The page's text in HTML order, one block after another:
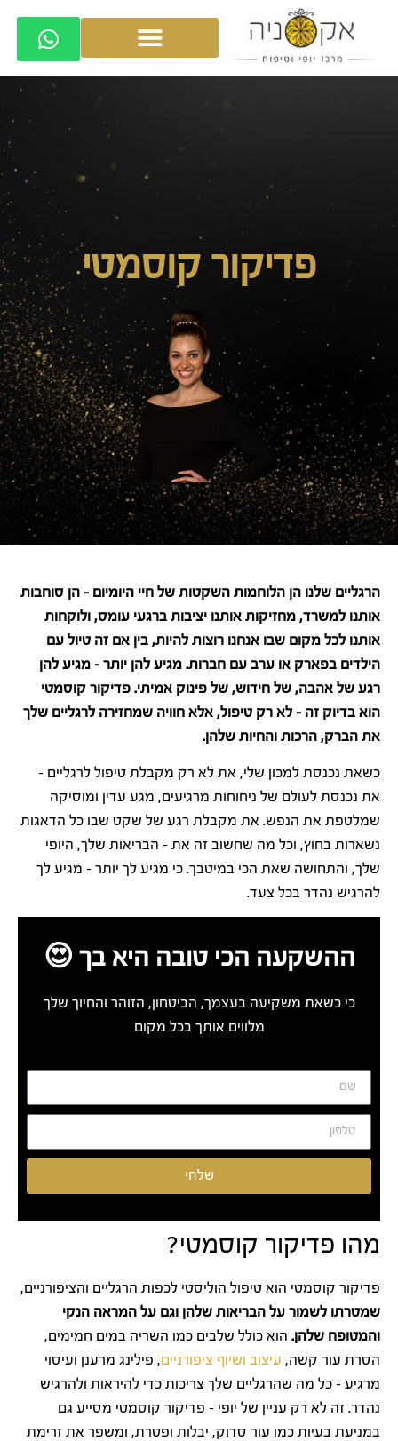
פדיקור קוסמטי
הרגליים שלנו הן הלוחמות השקטות של חיי היומיום – הן סוחבות
אותנו למשרד, מחזיקות אותנו יציבות ברגעי עומס, ולוקחות
אותנו לכל מקום שבו אנחנו רוצות להיות, בין אם זה טיול עם
הילדים בפארק או ערב עם חברות. מגיע להן יותר – מגיע להן
רגע של אהבה, של חידוש, של פינוק אמיתי. פדיקור קוסמטי
הוא בדיוק זה – לא רק טיפול, אלא חוויה שמחזירה לרגליים שלך
את הברק, הרכות והחיות שלהן.
כשאת נכנסת למכון שלי, את לא רק מקבלת טיפול לרגליים –
את נכנסת לעולם של ניחוחות מרגיעים, מגע עדין ומוסיקה
שמלטפת את הנפש. את מקבלת רגע של שקט שבו כל הדאגות
נשארות בחוץ, וכל מה שחשוב זה את – הבריאות שלך, היופי
שלך, והתחושה שאת הכי במיטבך. כי מגיע לך יותר – מגיע לך
להרגיש נהדר בכל צעד.
ההשקעה הכי טובה היא בך 😍
כי כשאת משקיעה בעצמך, הביטחון, הזוהר והחיוך שלך
מלווים אותך בכל מקום
שלחי
מהו פדיקור קוסמטי?
פדיקור קוסמטי הוא טיפול הוליסטי לכפות הרגליים והציפורניים,
שמטרתו לשמור על הבריאות שלהן וגם על המראה הנקי
והמטופח שלהן. הוא כולל שלבים כמו השריה במים חמימים,
הסרת עור קשה, עיצוב ושיוף ציפורניים, פילינג מרענן ועיסוי
מרגיע – כל מה שהרגליים שלך צריכות כדי להיראות ולהרגיש
נהדר. זה לא רק עניין של יופי – פדיקור קוסמטי מסייע גם
במניעת בעיות כמו עור סדוק, יבלות ופטרת, ומשפר את זרימת